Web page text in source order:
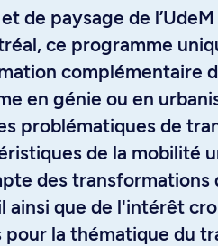
de paysage de
ce programme
complémentaire
en génie ou en
problématiques de
de la mobilité
des transformations
ainsi que de l'intérêt
pour la thématique du